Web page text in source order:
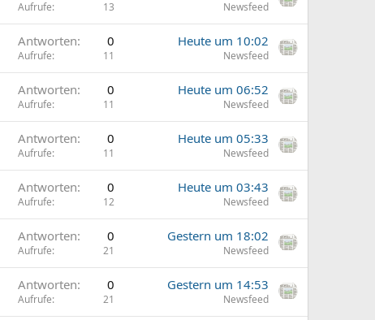
Aufrufe 13 Newsfeed
Antworten 0
Aufrufe 11
Heute um 10:02
Newsfeed
Antworten 0
Aufrufe 11
Heute um 06:52
Newsfeed
Antworten 0
Aufrufe 11
Heute um 05:33
Newsfeed
Antworten 0
Aufrufe 12
Heute um 03:43
Newsfeed
Antworten 0
Aufrufe 21
Gestern um 18:02
Newsfeed
Antworten 0
Aufrufe 21
Gestern um 14:53
Newsfeed